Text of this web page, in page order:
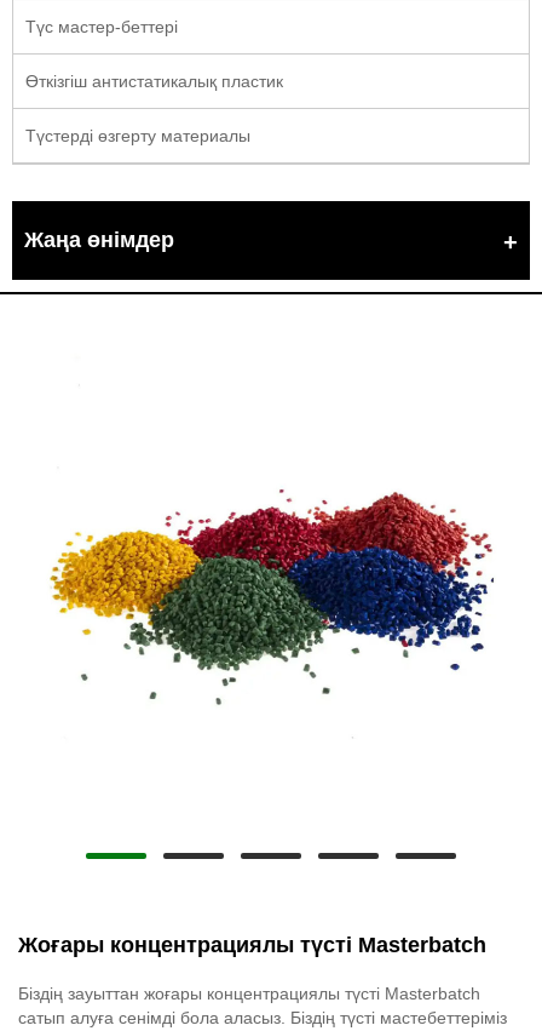
Түс мастер-беттері
Өткізгіш антистатикалық пластик
Түстерді өзгерту материалы
Жаңа өнімдер
Жоғары концентрациялы түсті Masterbatch
Біздің зауыттан жоғары концентрациялы түсті Masterbatch
сатып алуға сенімді бола аласыз. Біздің түсті мастебеттеріміз